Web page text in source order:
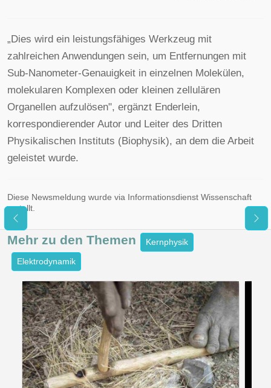
„Dies wird ein leistungsfähiges Werkzeug mit
zahlreichen Anwendungen sein, um Entfernungen mit
Sub-Nanometer-Genauigkeit in einzelnen Molekülen,
molekularen Komplexen oder kleinen zellulären
Organellen aufzulösen", ergänzt Enderlein,
korrespondierender Autor und Leiter des Dritten
Physikalischen Instituts (Biophysik), an dem die Arbeit
geleistet wurde.
Diese Newsmeldung wurde via Informationsdienst Wissenschaft
erstellt.
Mehr zu den Themen
Kernphysik
Elektrodynamik